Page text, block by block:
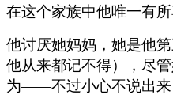
在这个家族中他唯一有所
他讨厌她妈妈，她是他
他从来都记不得），尽
为——不过小心不说出